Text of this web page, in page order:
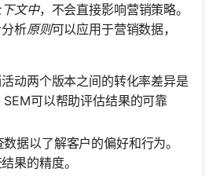
文中，不会直接影响营销策略。
析原则可以应用于营销数据，
动两个版本之间的转化率差异是
可以帮助评估结果的可靠
据以了解客户的偏好和行为。
果的精度。